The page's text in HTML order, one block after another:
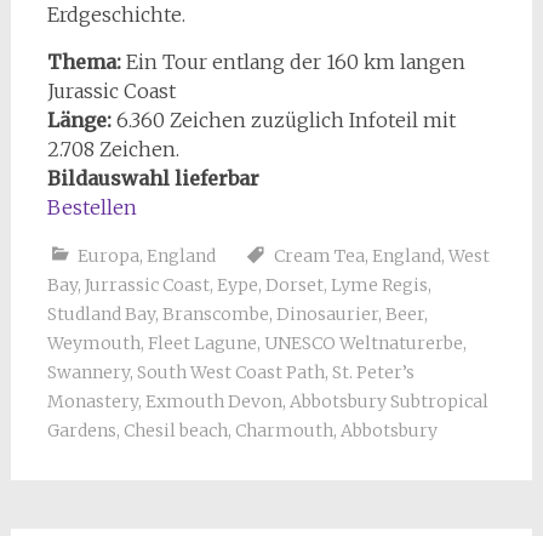
Erdgeschichte.
Thema: Ein Tour entlang der 160 km langen
Jurassic Coast
Länge:6.360 Zeichen zuzüglich Infoteil mit
2.708 Zeichen.
Bildauswahl lieferbar
Bestellen
Europa, England Cream Tea, England, West
Bay, Jurrassic Coast, Eype, Dorset, Lyme Regis,
Studland Bay, Branscombe, Dinosaurier, Beer,
Weymouth, Fleet Lagune, UNESCO Weltnaturerbe,
Swannery, South West Coast Path, St. Peter’s
Monastery, Exmouth Devon, Abbotsbury Subtropical
Gardens, Chesil beach, Charmouth, Abbotsbury